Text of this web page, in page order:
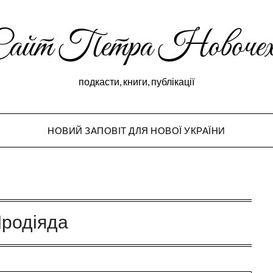
Петра
подкасти, книги, публікації
НОВИЙ ЗАПОВІТ ДЛЯ НОВОЇ УКРАЇНИ